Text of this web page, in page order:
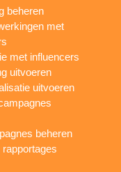
beheren
met
met influencers
uitvoeren
uitvoeren
beheren